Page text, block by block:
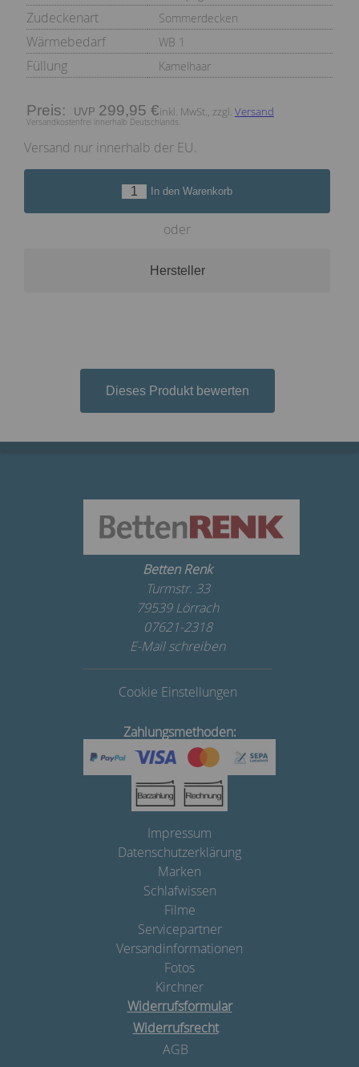
Zudeckenart Sommerdecken
Wärmebedarf WB 1
Füllung Kamelhaar
Preis: 299,95 €inkl. MwSt., zzgl. Versand
Versandkostenfrei innerhalb Deutschlands.
Versand nur innerhalb der EU.
In den Warenkorb
oder
Hersteller
Dieses Produkt bewerten
Betten Renk
Turmstr. 33
79539 Lörrach
07621-2318
E-Mail schreiben
Cookie Einstellungen
Zahlungsmethoden:
Impressum
Datenschutzerklärung
Marken
Schlafwissen
Filme
Servicepartner
Versandinformationen
Fotos
Kirchner
Widerrufsformular
Widerrufsrecht
AGB